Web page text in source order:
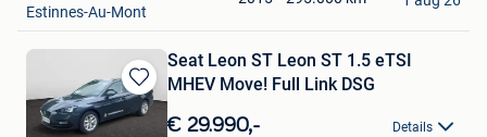
Favorieten
Estinnes-Au-Mont
Bewaren
in
Seat Leon ST Leon ST 1.5 eTSI
MHEV Move! Full Link DSG
€ 29.990,- Details